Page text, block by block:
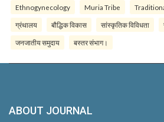
Ethnogynecology Muria Tribe
ग्रंथालय बौद्धिक विकास सांस्कृतिक विविधता
जनजातीय समुदाय बस्तर संभाग।
ABOUT JOURNAL